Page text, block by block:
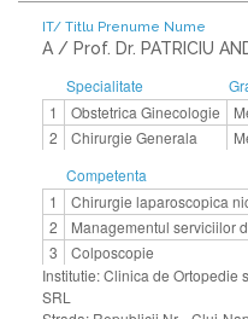
IT/ Titlu Prenume Nume
A / Prof. Dr. PATRICIU
Specialitate
1
Obstetrica Ginecologie
2
Chirurgie Generala
Competenta
1
Chirurgie laparoscopica
2
Managementul serviciilor
3
Colposcopie
Institutie: Clinica de Ortopedie
SRL